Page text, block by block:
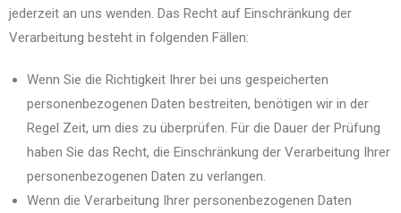
jederzeit an uns wenden. Das Recht auf Einschränkung der
Verarbeitung besteht in folgenden Fällen:
Wenn Sie die Richtigkeit Ihrer bei uns gespeicherten
personenbezogenen Daten bestreiten, benötigen wir in der
Regel Zeit, um dies zu überprüfen. Für die Dauer der Prüfung
haben Sie das Recht, die Einschränkung der Verarbeitung Ihrer
personenbezogenen Daten zu verlangen.
Wenn die Verarbeitung Ihrer personenbezogenen Daten